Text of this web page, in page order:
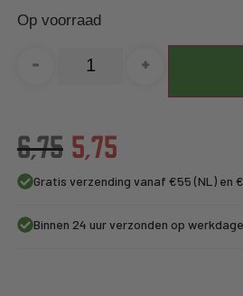
Op voorraad
- +
6,75 5,75
Gratis verzending vanaf €55 (NL) en
Binnen 24 uur verzonden op